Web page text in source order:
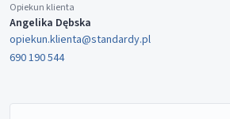
Opiekun klienta
Angelika Dębska
opiekun.klienta@standardy.pl
690 190 544